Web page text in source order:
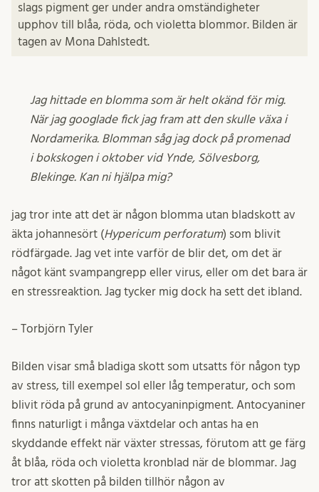
slags pigment ger under andra omständigheter
upphov till blåa, röda, och violetta blommor. Bilden är
tagen av Mona Dahlstedt.
Jag hittade en blomma som är helt okänd för mig.
När jag googlade fick jag fram att den skulle växa i
Nordamerika. Blomman såg jag dock på promenad
i bokskogen i oktober vid Ynde, Sölvesborg,
Blekinge. Kan ni hjälpa mig?
jag tror inte att det är någon blomma utan bladskott av
äkta johannesört (Hypericum perforatum) som blivit
rödfärgade. Jag vet inte varför de blir det, om det är
något känt svampangrepp eller virus, eller om det bara är
en stressreaktion. Jag tycker mig dock ha sett det ibland.
– Torbjörn Tyler
Bilden visar små bladiga skott som utsatts för någon typ
av stress, till exempel sol eller låg temperatur, och som
blivit röda på grund av antocyaninpigment. Antocyaniner
finns naturligt i många växtdelar och antas ha en
skyddande effekt när växter stressas, förutom att ge färg
åt blåa, röda och violetta kronblad när de blommar. Jag
tror att skotten på bilden tillhör någon av